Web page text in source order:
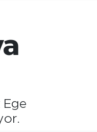
Ege